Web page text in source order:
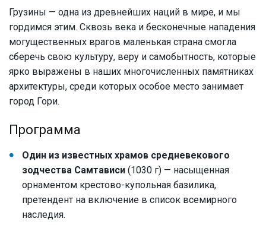
Грузины — одна из древнейших наций в мире, и мы
гордимся этим. Сквозь века и бесконечные нападения
могущественных врагов маленькая страна смогла
сберечь свою культуру, веру и самобытность, которые
ярко выражены в наших многочисленных памятниках
архитектуры, среди которых особое место занимает
город Гори.
Программа
Один из известных храмов средневекового
зодчества Самтависи (1030 г) — насыщенная
орнаментом крестово-купольная базилика,
претендент на включение в список всемирного
наследия.